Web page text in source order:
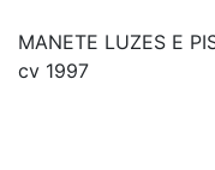
MANETE LUZES E
cv 1997